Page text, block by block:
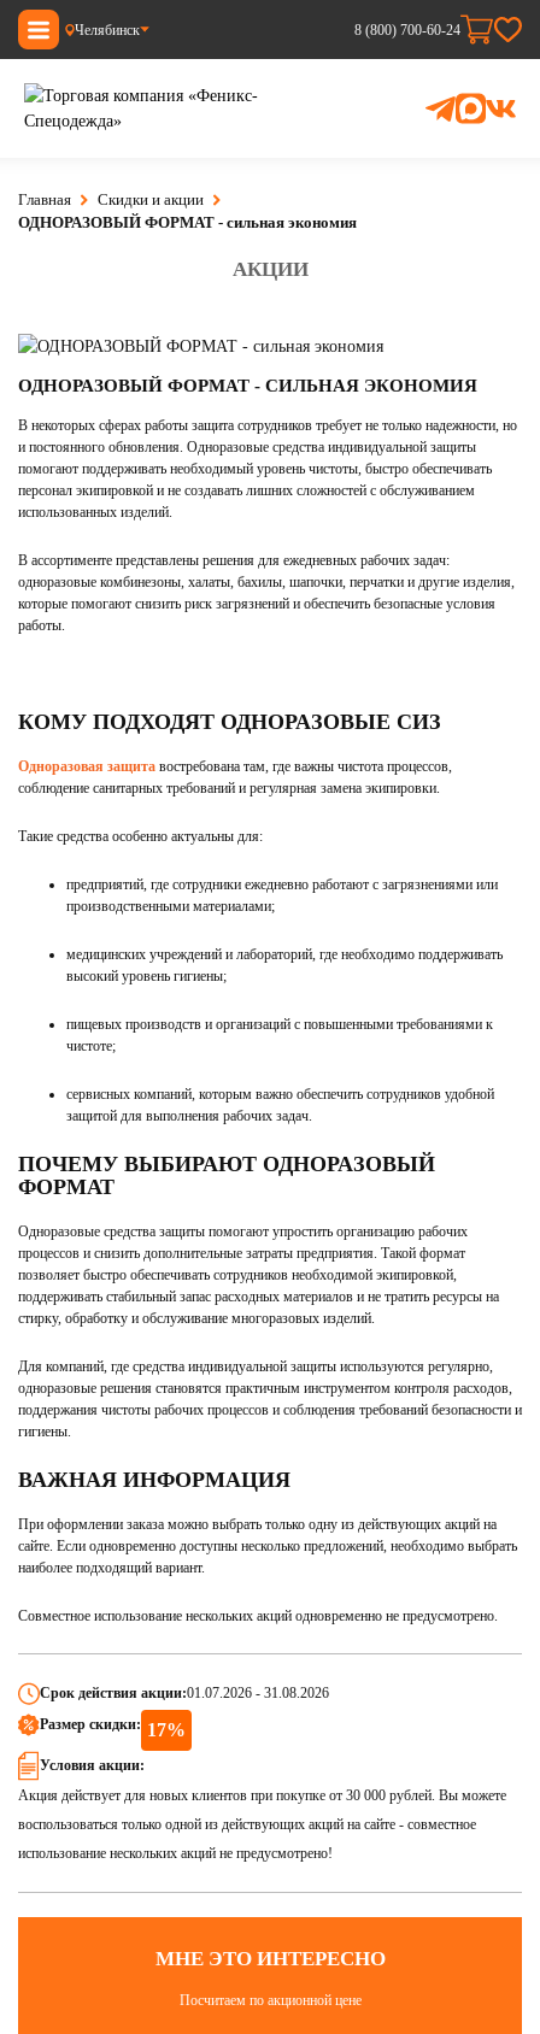
Челябинск 8 (800) 700-60-24
Главная
Скидки и акции
ОДНОРАЗОВЫЙ ФОРМАТ - сильная экономия
АКЦИИ
ОДНОРАЗОВЫЙ ФОРМАТ - СИЛЬНАЯ ЭКОНОМИЯ
В некоторых сферах работы защита сотрудников требует не только надежности, но
и постоянного обновления. Одноразовые средства индивидуальной защиты
помогают поддерживать необходимый уровень чистоты, быстро обеспечивать
персонал экипировкой и не создавать лишних сложностей с обслуживанием
использованных изделий.
В ассортименте представлены решения для ежедневных рабочих задач:
одноразовые комбинезоны, халаты, бахилы, шапочки, перчатки и другие изделия,
которые помогают снизить риск загрязнений и обеспечить безопасные условия
работы.
КОМУ ПОДХОДЯТ ОДНОРАЗОВЫЕ СИЗ
Одноразовая защита востребована там, где важны чистота процессов,
соблюдение санитарных требований и регулярная замена экипировки.
Такие средства особенно актуальны для:
предприятий, где сотрудники ежедневно работают с загрязнениями или
производственными материалами;
медицинских учреждений и лабораторий, где необходимо поддерживать
высокий уровень гигиены;
пищевых производств и организаций с повышенными требованиями к
чистоте;
сервисных компаний, которым важно обеспечить сотрудников удобной
защитой для выполнения рабочих задач.
ПОЧЕМУ ВЫБИРАЮТ ОДНОРАЗОВЫЙ
ФОРМАТ
Одноразовые средства защиты помогают упростить организацию рабочих
процессов и снизить дополнительные затраты предприятия. Такой формат
позволяет быстро обеспечивать сотрудников необходимой экипировкой,
поддерживать стабильный запас расходных материалов и не тратить ресурсы на
стирку, обработку и обслуживание многоразовых изделий.
Для компаний, где средства индивидуальной защиты используются регулярно,
одноразовые решения становятся практичным инструментом контроля расходов,
поддержания чистоты рабочих процессов и соблюдения требований безопасности и
гигиены.
ВАЖНАЯ ИНФОРМАЦИЯ
При оформлении заказа можно выбрать только одну из действующих акций на
сайте. Если одновременно доступны несколько предложений, необходимо выбрать
наиболее подходящий вариант.
Совместное использование нескольких акций одновременно не предусмотрено.
Срок действия акции:01.07.2026 - 31.08.2026
Размер скидки: 17%
Условия акции:
Акция действует для новых клиентов при покупке от 30 000 рублей. Вы можете
воспользоваться только одной из действующих акций на сайте - совместное
использование нескольких акций не предусмотрено!
МНЕ ЭТО ИНТЕРЕСНО
Посчитаем по акционной цене